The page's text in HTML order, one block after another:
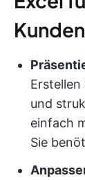
Erstellen
und
einfach
Sie